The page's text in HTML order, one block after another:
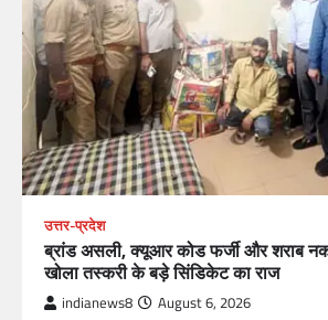
उत्तर-प्रदेश
ब्रांड असली, क्यूआर कोड फर्जी और शराब
खोला तस्करी के बड़े सिंडिकेट का राज
indianews8 August 6, 2026